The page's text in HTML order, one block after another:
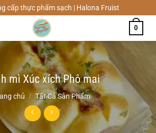
cấp thực phẩm sạch | Halona Fruist
0
mì Xúc xích Phô mai
chủ / Tất Cả Sản Phẩm